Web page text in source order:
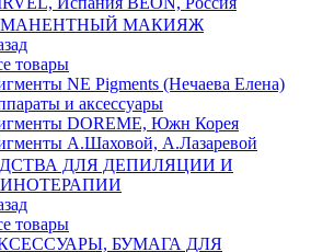
МАКИЯЖ
товары
NE Pigments (Нечаева Елена)
и аксессуары
DOREME, Южн Корея
А.Шаховой, А.Лазаревой
ДЛЯ ДЕПИЛЯЦИИ И
товары
БУМАГА ДЛЯ